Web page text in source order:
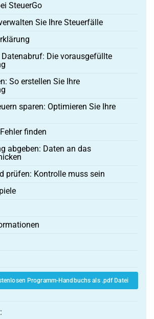
SteuerGo
Sie Ihre Steuerfälle
Datenabruf: Die vorausgefüllte
So erstellen Sie Ihre
sparen: Optimieren Sie Ihre
finden
abgeben: Daten an das
prüfen: Kontrolle muss sein
Programm-Handbuchs als .pdf Datei